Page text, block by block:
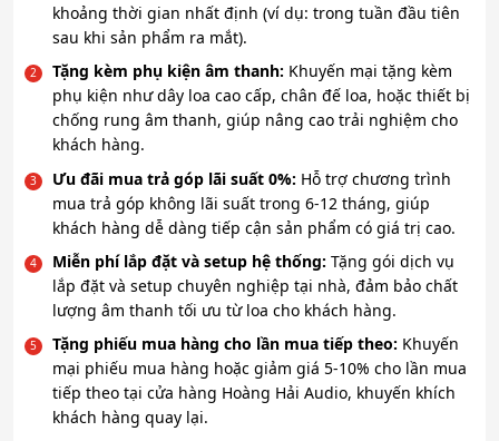
khoảng thời gian nhất định (ví dụ: trong tuần đầu tiên
sau khi sản phẩm ra mắt).
Tặng kèm phụ kiện âm thanh: Khuyến mại tặng kèm
phụ kiện như dây loa cao cấp, chân đế loa, hoặc thiết bị
chống rung âm thanh, giúp nâng cao trải nghiệm cho
khách hàng.
Ưu đãi mua trả góp lãi suất 0%: Hỗ trợ chương trình
mua trả góp không lãi suất trong 6-12 tháng, giúp
khách hàng dễ dàng tiếp cận sản phẩm có giá trị cao.
Miễn phí lắp đặt và setup hệ thống: Tặng gói dịch vụ
lắp đặt và setup chuyên nghiệp tại nhà, đảm bảo chất
lượng âm thanh tối ưu từ loa cho khách hàng.
Tặng phiếu mua hàng cho lần mua tiếp theo: Khuyến
mại phiếu mua hàng hoặc giảm giá 5-10% cho lần mua
tiếp theo tại cửa hàng Hoàng Hải Audio, khuyến khích
khách hàng quay lại.